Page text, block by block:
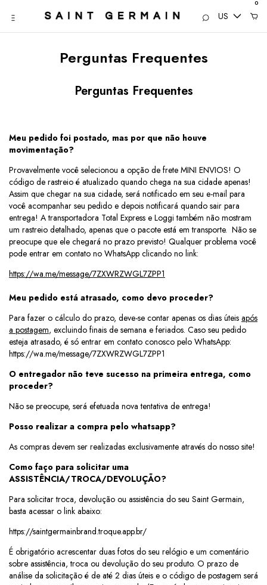
US
0
Perguntas Frequentes
Perguntas Frequentes
Meu pedido foi postado, mas por que não houve
movimentação?
Provavelmente você selecionou a opção de frete MINI ENVIOS! O
código de rastreio é atualizado quando chega na sua cidade apenas!
Assim que chegar na sua cidade, será notificado em seu e-mail para
você acompanhar seu pedido e depois notificará quando sair para
entrega! A transportadora Total Express e Loggi também não mostram
um rastreio detalhado, apenas que o pacote está em transporte. Não se
preocupe que ele chegará no prazo previsto! Qualquer problema você
pode entrar em contato no WhatsApp clicando no link:
https://wa.me/message/7ZXWRZWGL7ZPP1
Meu pedido está atrasado, como devo proceder?
Para fazer o cálculo do prazo, deve-se contar apenas os dias úteis após
a postagem, excluindo finais de semana e feriados. Caso seu pedido
esteja atrasado, é só entrar em contato conosco pelo WhatsApp:
https://wa.me/message/7ZXWRZWGL7ZPP1
O entregador não teve sucesso na primeira entrega, como
proceder?
Não se preocupe, será efetuada nova tentativa de entrega!
Posso realizar a compra pelo whatsapp?
As compras devem ser realizadas exclusivamente através do nosso site!
Como faço para solicitar uma
ASSISTÊNCIA/TROCA/DEVOLUÇÃO?
Para solicitar troca, devolução ou assistência do seu Saint Germain,
basta acessar o link abaixo:
https://saintgermainbrand.troque.app.br/
É obrigatório acrescentar duas fotos do seu relógio e um comentário
sobre assistência, troca ou devolução do seu produto. O prazo de
análise da solicitação é de até 2 dias úteis e o código de postagem será